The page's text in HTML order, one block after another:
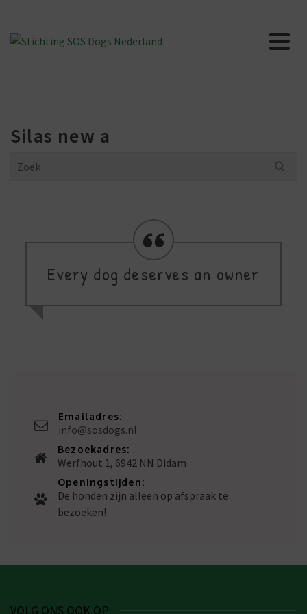
Silas new a
Search
Every dog deserves an owner
Emailadres:
info@sosdogs.nl
Bezoekadres:
Werfhout 1, 6942 NN Didam
Openingstijden:
De honden zijn alleen op afspraak te
bezoeken!
VOLG ONS OOK OP: